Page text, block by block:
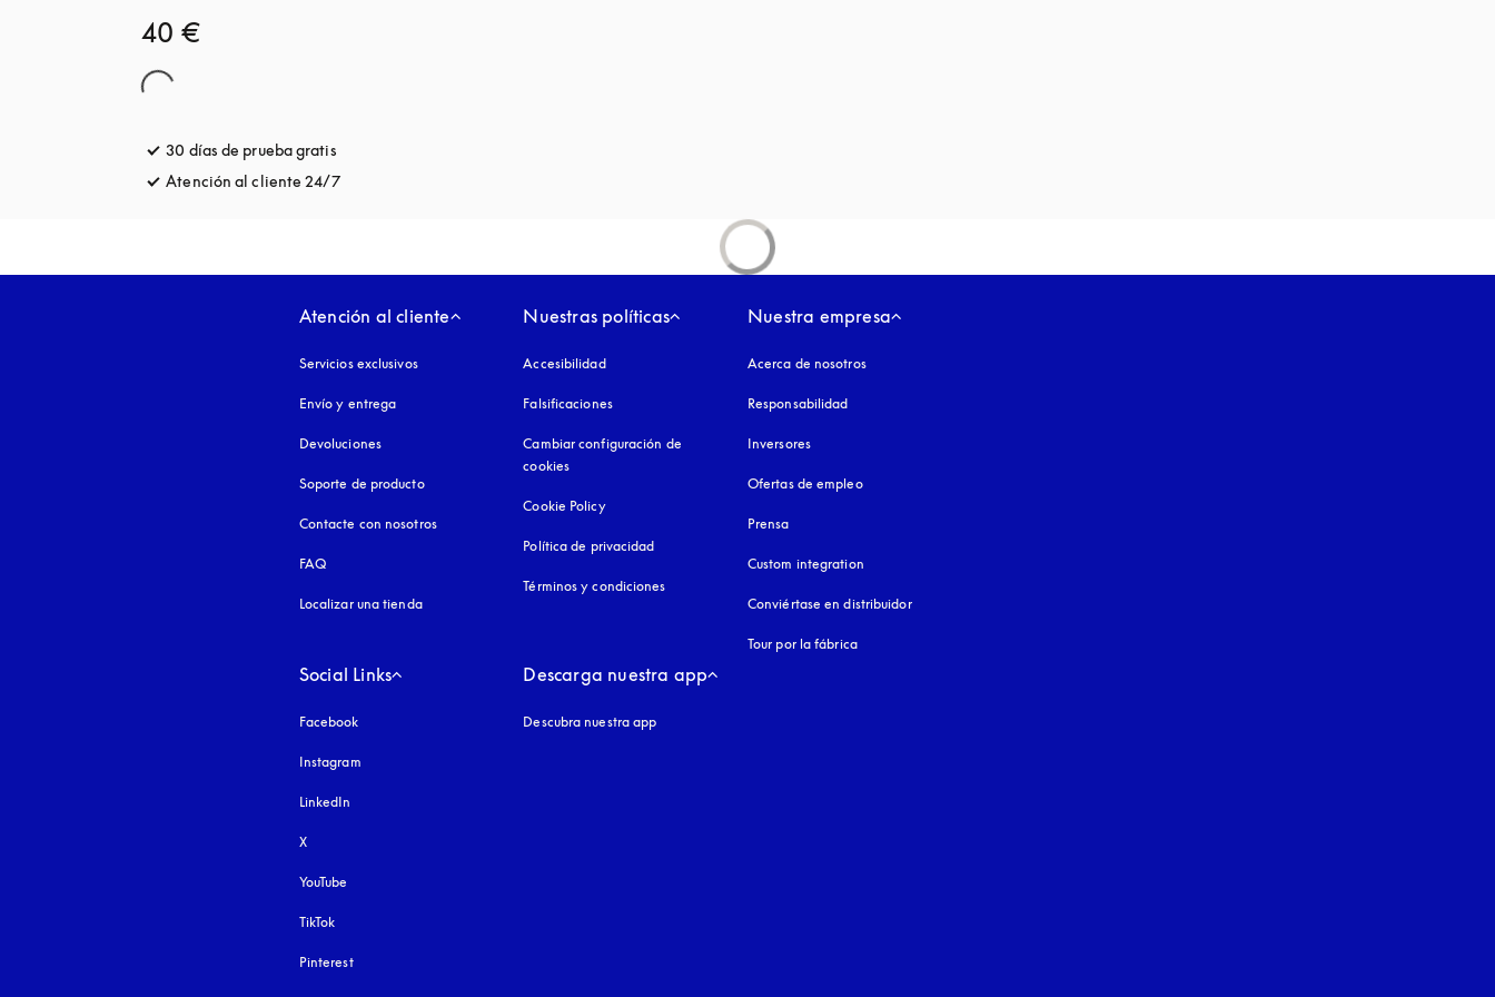
40 €
30 días de prueba gratis
Atención al cliente 24/7apertura en una pestaña nueva
Atención al cliente
Servicios exclusivos
Envío y entrega
Devoluciones
Soporte de producto
Contacte con nosotros
FAQ
Localizar una tienda
Nuestras políticas
Accesibilidadapertura en una pestaña nueva
Falsificacionesapertura en una pestaña nueva
Cambiar configuración de
cookies
Cookie Policyapertura en una pestaña nueva
Política de privacidad
Términos y condiciones
Nuestra empresa
Acerca de nosotros
Responsabilidad
Inversores
Ofertas de empleo
Prensa
Custom integration
Conviértase en distribuidor
Tour por la fábrica
Social Links
Facebook
Instagram
LinkedIn
X
YouTube
TikTok
Pinterest
Descarga nuestra app
Descubra nuestra app